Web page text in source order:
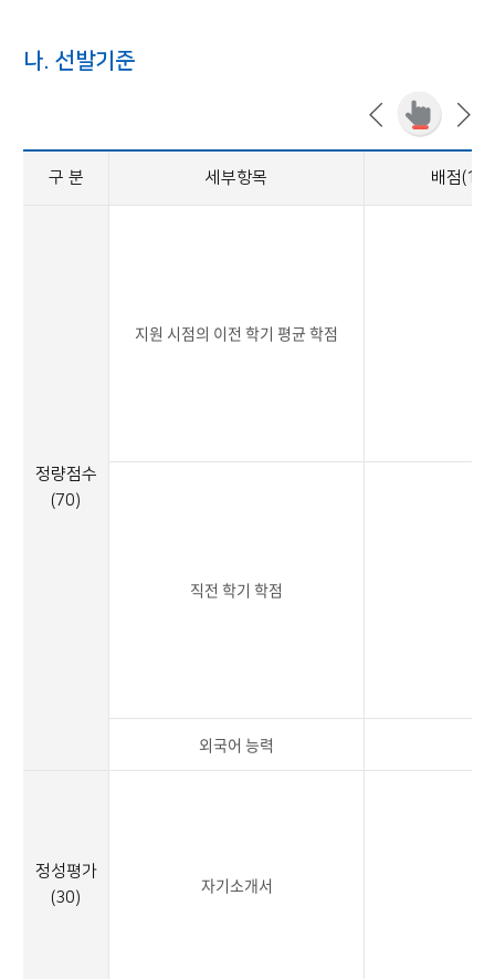
나. 선발기준
구 분 세부항목 배점
정량점수
(70)
지원 시점의 이전 학기 평균 학점
직전 학기 학점
외국어 능력
정성평가
(30)
자기소개서